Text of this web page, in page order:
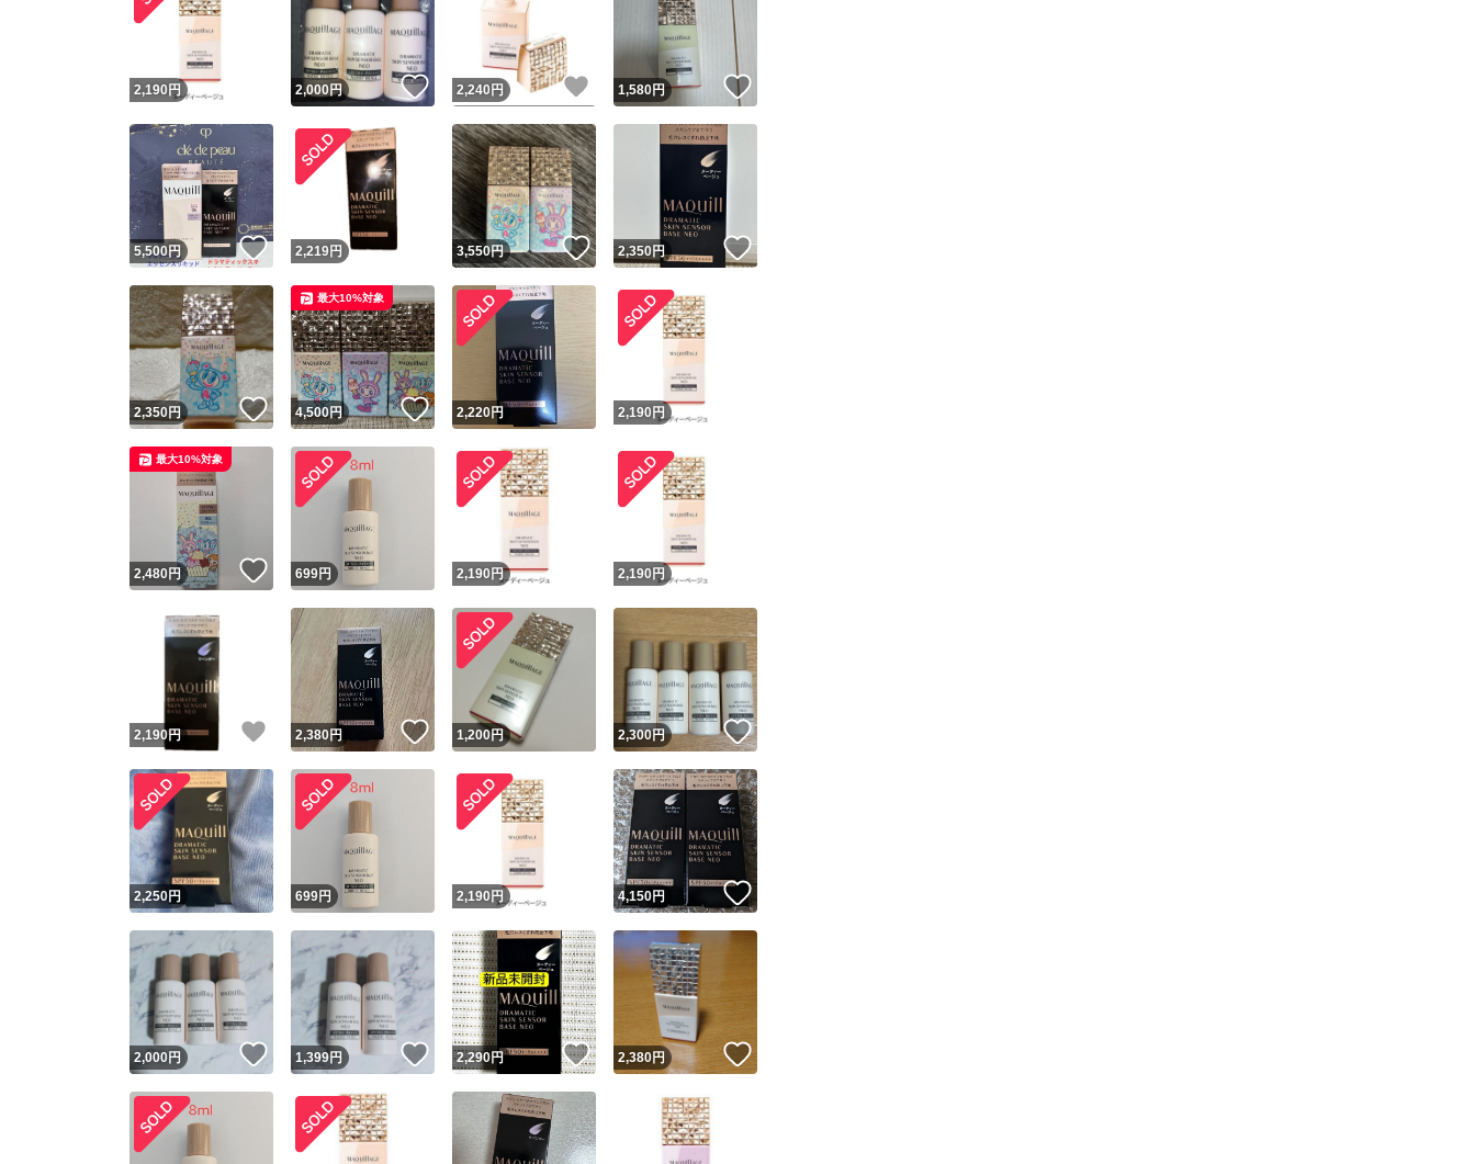
安心発送 このユーザーは設定した発送日数内に発送しています
2,190 円 2,000円 いいね！
2,240 円 いいね！
1,580円
5,500円 いいね！
2,219円 3,550円 いいね！
2,350円 いいね！
2,350 円 いいね！
4,500円 いいね！
最大10%対象
2,220円 2,190 円
2,480円 いいね！
最大10%対象
699円 2,190 円 2,190 円
2,190円 いいね！
2,380円 いいね！
1,200円 2,300円 いいね！
2,250円 699円 2,190 円 4,150円
2,000 円 いいね！
1,399円 いいね！
2,290円 いいね！
2,380円 いいね！